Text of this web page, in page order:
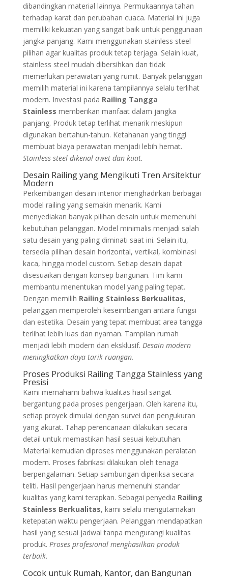
dibandingkan material lainnya. Permukaannya tahan
terhadap karat dan perubahan cuaca. Material ini juga
memiliki kekuatan yang sangat baik untuk penggunaan
jangka panjang. Kami menggunakan stainless steel
pilihan agar kualitas produk tetap terjaga. Selain kuat,
stainless steel mudah dibersihkan dan tidak
memerlukan perawatan yang rumit. Banyak pelanggan
memilih material ini karena tampilannya selalu terlihat
modern. Investasi pada Railing Tangga
Stainless memberikan manfaat dalam jangka
panjang. Produk tetap terlihat menarik meskipun
digunakan bertahun-tahun. Ketahanan yang tinggi
membuat biaya perawatan menjadi lebih hemat.
Stainless steel dikenal awet dan kuat.
Desain Railing yang Mengikuti Tren Arsitektur
Modern
Perkembangan desain interior menghadirkan berbagai
model railing yang semakin menarik. Kami
menyediakan banyak pilihan desain untuk memenuhi
kebutuhan pelanggan. Model minimalis menjadi salah
satu desain yang paling diminati saat ini. Selain itu,
tersedia pilihan desain horizontal, vertikal, kombinasi
kaca, hingga model custom. Setiap desain dapat
disesuaikan dengan konsep bangunan. Tim kami
membantu menentukan model yang paling tepat.
Dengan memilih Railing Stainless Berkualitas,
pelanggan memperoleh keseimbangan antara fungsi
dan estetika. Desain yang tepat membuat area tangga
terlihat lebih luas dan nyaman. Tampilan rumah
menjadi lebih modern dan eksklusif. Desain modern
meningkatkan daya tarik ruangan.
Proses Produksi Railing Tangga Stainless yang
Presisi
Kami memahami bahwa kualitas hasil sangat
bergantung pada proses pengerjaan. Oleh karena itu,
setiap proyek dimulai dengan survei dan pengukuran
yang akurat. Tahap perencanaan dilakukan secara
detail untuk memastikan hasil sesuai kebutuhan.
Material kemudian diproses menggunakan peralatan
modern. Proses fabrikasi dilakukan oleh tenaga
berpengalaman. Setiap sambungan diperiksa secara
teliti. Hasil pengerjaan harus memenuhi standar
kualitas yang kami terapkan. Sebagai penyedia Railing
Stainless Berkualitas, kami selalu mengutamakan
ketepatan waktu pengerjaan. Pelanggan mendapatkan
hasil yang sesuai jadwal tanpa mengurangi kualitas
produk. Proses profesional menghasilkan produk
terbaik.
Cocok untuk Rumah, Kantor, dan Bangunan